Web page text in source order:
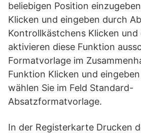
beliebigen Position
Klicken und eingeben durch
Kontrollkästchens Klicken und
aktivieren diese Funktion
Formatvorlage im
Funktion Klicken und
wählen Sie im Feld Standard-
Absatzformatvorlage.
In der Registerkarte Drucken